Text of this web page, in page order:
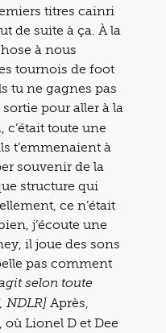
titres cainri
de suite à ça. À la
à nous
tournois de foot
tu ne gagnes pas
pour aller à la
toute une
t’emmenaient à
souvenir de la
structure qui
ce n’était
j’écoute une
il joue des sons
pas comment
selon toute
NDLR] Après,
où Lionel D et Dee